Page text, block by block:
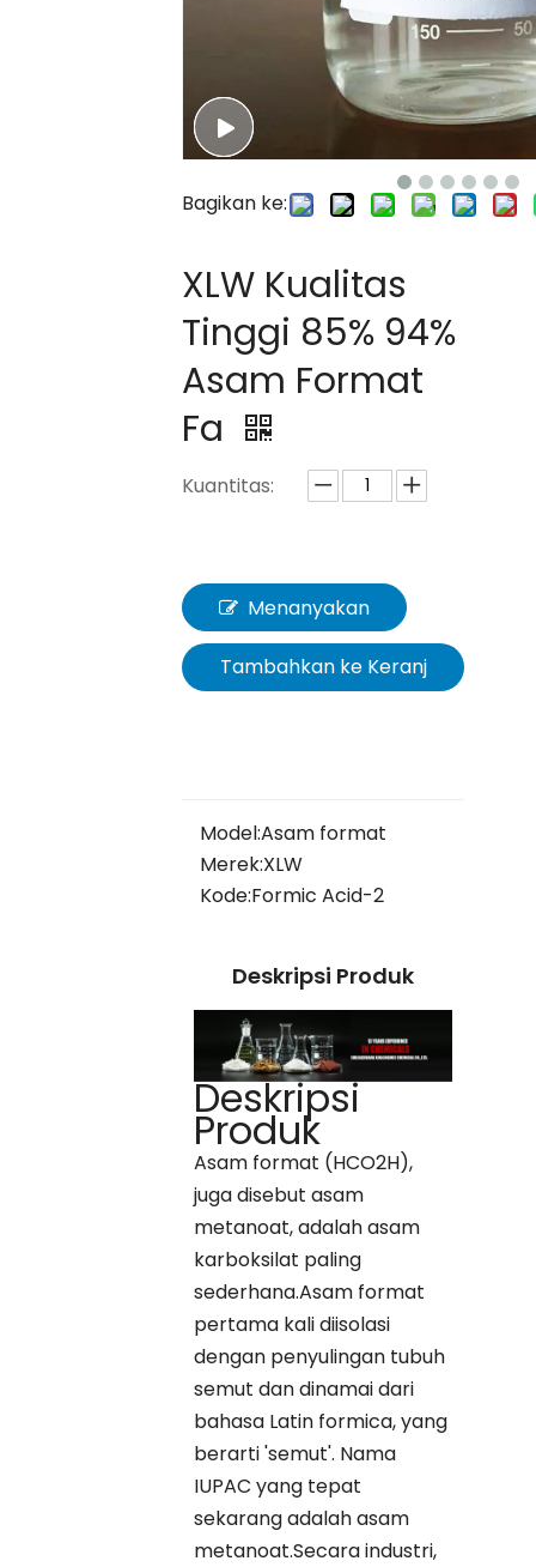
Bagikan ke:
XLW Kualitas
Tinggi 85% 94%
Asam Format
Fa
Kuantitas:
Menanyakan
Tambahkan ke Keranj
Model:Asam format
Merek:XLW
Kode:Formic Acid-2
Deskripsi Produk
Deskripsi
Produk
Asam format (HCO2H),
juga disebut asam
metanoat, adalah asam
karboksilat paling
sederhana.Asam format
pertama kali diisolasi
dengan penyulingan tubuh
semut dan dinamai dari
bahasa Latin formica, yang
berarti 'semut'. Nama
IUPAC yang tepat
sekarang adalah asam
metanoat.Secara industri,